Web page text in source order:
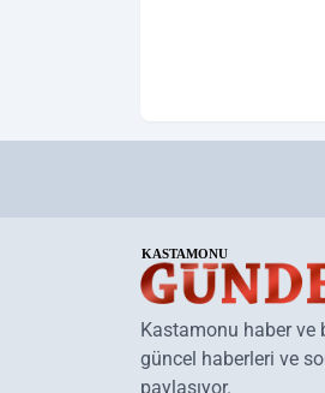
Kastamonu haber ve
güncel haberleri ve
paylaşıyor.